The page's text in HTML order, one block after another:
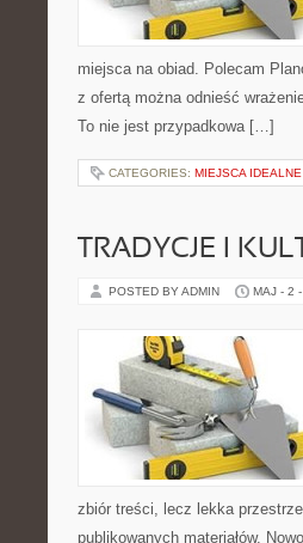
miejsca na obiad. Polecam
z ofertą można odnieść
To nie jest przypadkowa […]
CATEGORIES: MIEJSCA
TRADYCJE I
POSTED BY ADMIN MAJ - 2
zbiór treści, lecz lekka
publikowanych materiałów.